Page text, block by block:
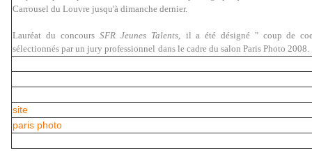
Carrousel du Louvre jusqu'à dimanche dernier.
Lauréat du concours SFR Jeunes Talents, il a été désigné " coup de
sélectionnés par un jury professionnel dans le cadre du salon Paris Photo 2008.
site
paris photo